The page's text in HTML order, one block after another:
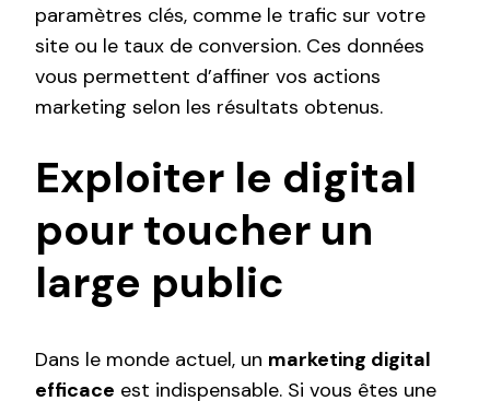
paramètres clés, comme le trafic sur votre
site ou le taux de conversion. Ces données
vous permettent d’affiner vos actions
marketing selon les résultats obtenus.
Exploiter le digital
pour toucher un
large public
Dans le monde actuel, un marketing digital
efficace est indispensable. Si vous êtes une